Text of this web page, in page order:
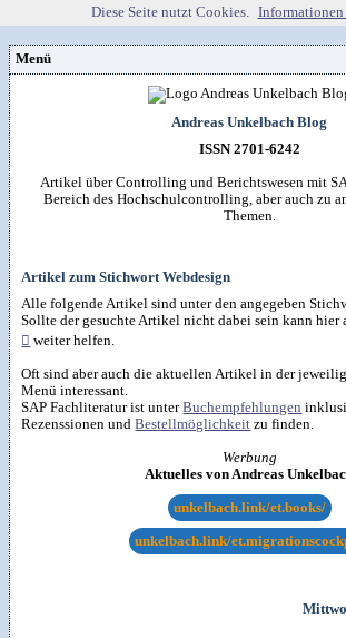
Menü
unkelbach.expert
Internet (149)
Office (90)
RSS-Feed
Apps für Android
Webempfehlungen
Workshop & Seminar
Autorenleben
Weitere Projekte
Impressum&Datenschutzerklärung
Andreas Unkelbach Blog
ISSN 2701-6242
Artikel über Controlling und Berichtswesen mit
Bereich des Hochschulcontrolling, aber auch zu
Themen.
Artikel zum Stichwort Webdesign
Alle folgende Artikel sind unter den angegeben
Sollte der gesuchte Artikel nicht dabei sein kann hier
 weiter helfen.
Oft sind aber auch die aktuellen Artikel in der
Menü interessant.
SAP Fachliteratur ist unterBuchempfehlungen
Rezenssionen undBestellmöglichkeit zu finden.
Werbung
Aktuelles von Andreas
unkelbach.link/et.books/
unkelbach.link/
Diese Seite nutzt Cookies.